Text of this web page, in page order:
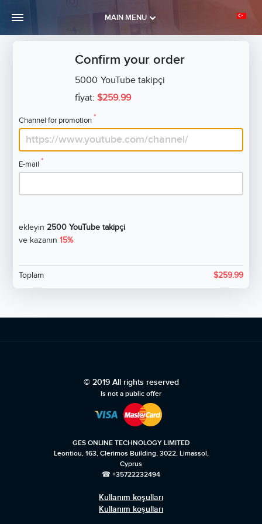
MAIN MENU
Confirm your order
5000 YouTube takipçi
fi̇yat: $259.99
Channel for promotion *
E-mail *
ekleyin2500 YouTube takipçi
ve kazanın15%
Toplam $259.99
© 2019 All rights reserved
Is not a public offer
GES ONLINE TECHNOLOGY LIMITED
Leontiou, 163, Clerimos Building, 3022, Limassol,
Cyprus
☎ +35722232494
Kullanım koşulları
Kullanım koşulları